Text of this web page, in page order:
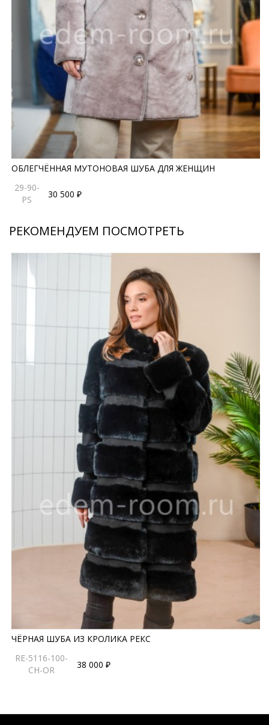
ОБЛЕГЧЁННАЯ МУТОНОВАЯ ШУБА ДЛЯ ЖЕНЩИН
29-90-
PS
30 500 ₽
РЕКОМЕНДУЕМ ПОСМОТРЕТЬ
ЧЁРНАЯ ШУБА ИЗ КРОЛИКА РЕКС
RE-5116-100-
CH-OR
38 000 ₽